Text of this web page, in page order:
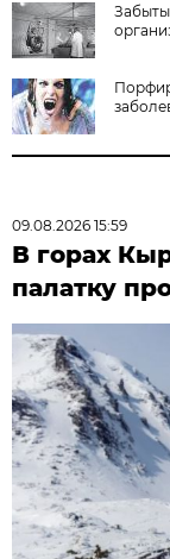
09.08.2026 15:59
В горах
палатку